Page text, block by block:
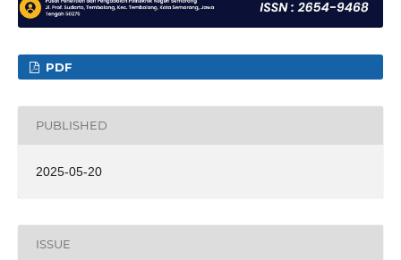
PDF
PUBLISHED
2025-05-20
ISSUE